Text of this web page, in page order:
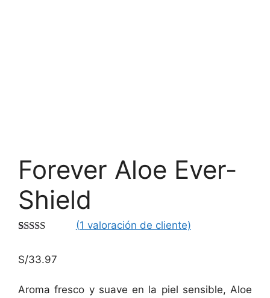
Forever Aloe Ever-
Shield
5 en base a
(1 valoración de cliente)
S/33.97
Aroma fresco y suave en la piel sensible, Aloe